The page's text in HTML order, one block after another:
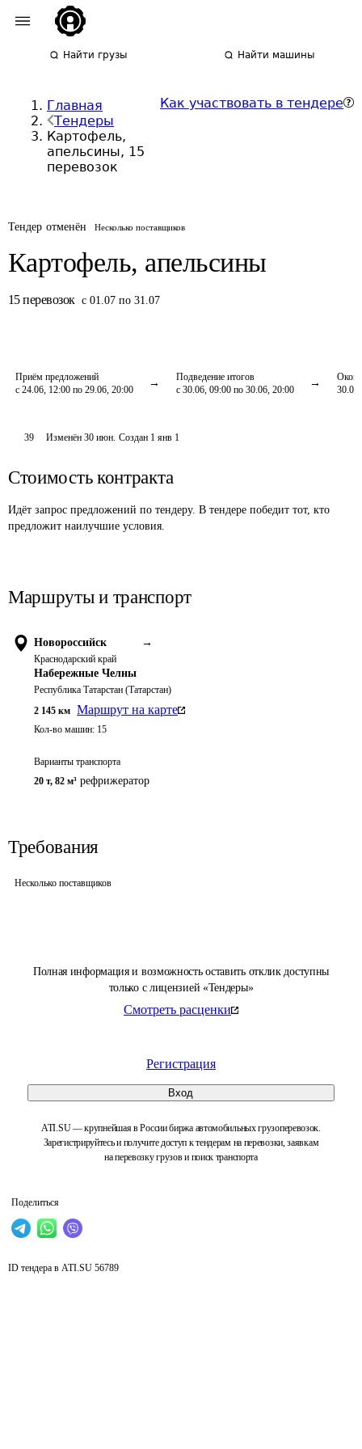
Найти грузы Найти машины
Главная
Тендеры
Картофель,
апельсины, 15
перевозок
Как участвовать в тендере
Тендер отменён Несколько поставщиков
Картофель, апельсины
15 перевозок с 01.07 по 31.07
Приём предложений
с 24.06, 12:00 по 29.06, 20:00
Подведение итогов
с 30.06, 09:00 по 30.06, 20:00
Полная информация и возможность оставить отклик доступны
только с лицензией «Тендеры»
Смотреть расценки
Регистрация
Вход
ATI.SU — крупнейшая в России биржа автомобильных грузоперевозок.
Зарегистрируйтесь и получите доступ к тендерам на перевозки, заявкам
на перевозку грузов и поиск транспорта
Поделиться
39 Изменён30 июн. Создан 1 янв 1
Стоимость контракта
Идёт запрос предложений по тендеру. В тендере победит тот, кто
предложит наилучшие условия.
Маршруты и транспорт
Новороссийск →
Краснодарский край
Набережные Челны
Республика Татарстан (Татарстан)
2 145 км Маршрут на карте
Кол-во машин: 15
Варианты транспорта
20 т, 82 м³ рефрижератор
Требования
Несколько поставщиков
ID тендера в ATI.SU 56789